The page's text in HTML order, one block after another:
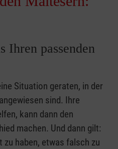
Ihren passenden
Situation geraten, in der
sind. Ihre
kann dann den
machen. Und dann gilt:
zu haben, etwas falsch zu